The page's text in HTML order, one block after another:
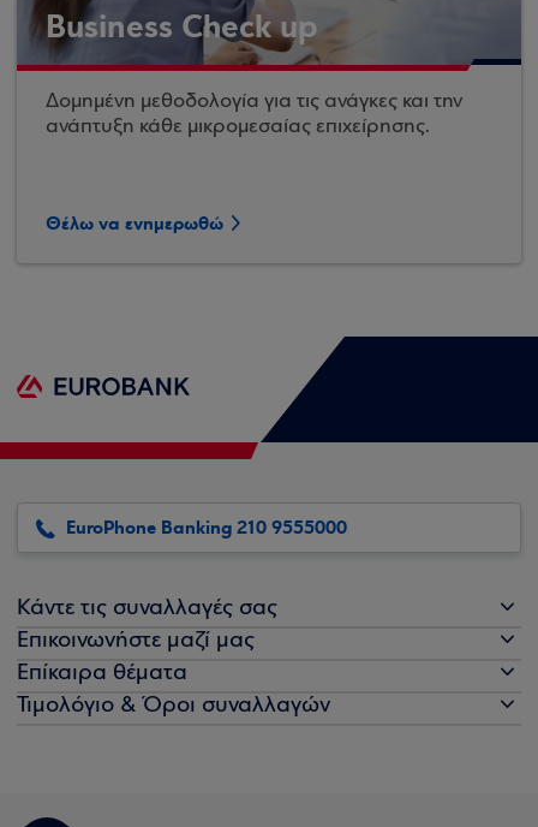
Business Check up
Δομημένη μεθοδολογία για τις ανάγκες και την
ανάπτυξη κάθε μικρομεσαίας επιχείρησης.
Θέλω να ενημερωθώ
EuroPhone Banking 210 9555000
Κάντε τις συναλλαγές σας
Επικοινωνήστε μαζί μας
Επίκαιρα θέματα
Τιμολόγιο & Όροι συναλλαγών